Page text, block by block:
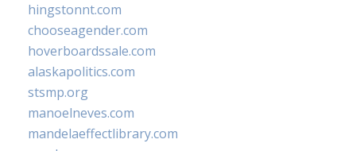
hingstonnt.com
chooseagender.com
hoverboardssale.com
alaskapolitics.com
stsmp.org
manoelneves.com
mandelaeffectlibrary.com